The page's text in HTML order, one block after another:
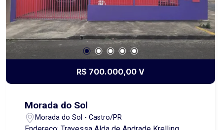
R$ 700.000,00 V
Morada do Sol
Morada do Sol - Castro/PR